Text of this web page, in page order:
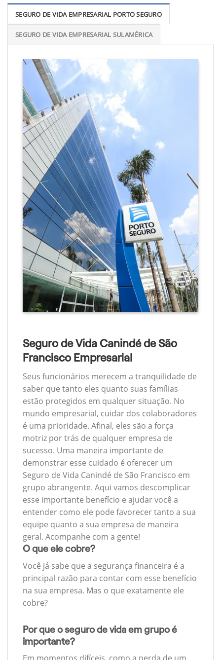
SEGURO DE VIDA EMPRESARIAL PORTO SEGURO
SEGURO DE VIDA EMPRESARIAL SULAMÉRICA
Seguro de Vida Canindé de São
Francisco Empresarial
Seus funcionários merecem a tranquilidade de
saber que tanto eles quanto suas famílias
estão protegidos em qualquer situação. No
mundo empresarial, cuidar dos colaboradores
é uma prioridade. Afinal, eles são a força
motriz por trás de qualquer empresa de
sucesso. Uma maneira importante de
demonstrar esse cuidado é oferecer um
Seguro de Vida Canindé de São Francisco em
grupo abrangente. Aqui vamos descomplicar
esse importante benefício e ajudar você a
entender como ele pode favorecer tanto a sua
equipe quanto a sua empresa de maneira
geral. Acompanhe com a gente!
O que ele cobre?
Você já sabe que a segurança financeira é a
principal razão para contar com esse benefício
na sua empresa. Mas o que exatamente ele
cobre?
Por que o seguro de vida em grupo é
importante?